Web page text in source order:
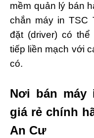
mềm quản lý bán
chắn máy in TSC
đặt (driver) có
tiếp liền mạch với
có.
Nơi bán máy
giá rẻ chính
An Cư